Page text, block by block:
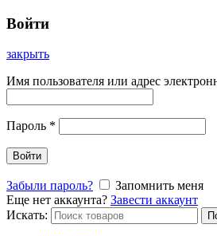
Войти
закрыть
Имя пользователя или адрес
Пароль *
Войти
Забыли пароль?
Запомнить меня
Еще нет аккаунта? Завести аккаунт
Искать: